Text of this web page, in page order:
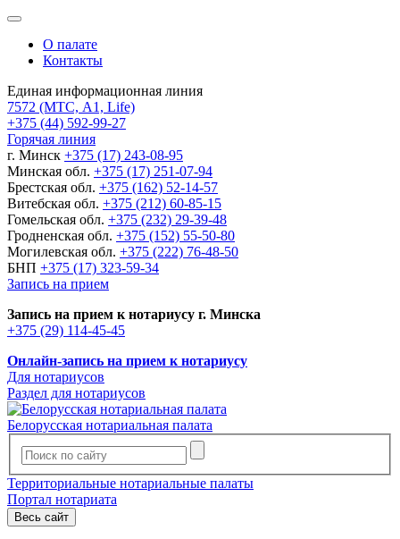
О палате
Контакты
Единая информационная линия
7572 (МТС, A1, Life)
+375 (44) 592-99-27
Горячая линия
г. Минск +375 (17) 243-08-95
Минская обл. +375 (17) 251-07-94
Брестская обл. +375 (162) 52-14-57
Витебская обл. +375 (212) 60-85-15
Гомельская обл. +375 (232) 29-39-48
Гродненская обл. +375 (152) 55-50-80
Могилевская обл. +375 (222) 76-48-50
БНП +375 (17) 323-59-34
Запись на прием
Запись на прием к нотариусу г. Минска
+375 (29) 114-45-45
Онлайн-запись на прием к нотариусу
Для нотариусов
Раздел для нотариусов
Белорусская нотариальная палата
Территориальные нотариальные палаты
Портал нотариата
Весь сайт